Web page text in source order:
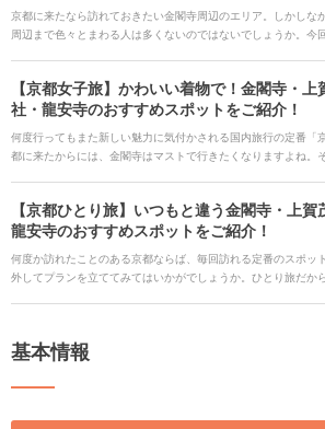
京都に来たなら訪れておきたい金閣寺周辺のエリア。しかしな
周辺まで色々とまわる人は多くないのではないでしょうか。今
カフェを合わせてご紹介します。
【京都女子旅】かわいい着物で！金閣寺・上
社・龍安寺のおすすめスポットをご紹介！
何度行ってもまた新しい魅力に気付かされる国内旅行の定番「
都に来たからには、金閣寺はマストで行きたくなりますよね。
処のフォトジェニックスポットをまとめてご紹介します。
【京都ひとり旅】いつもと違う金閣寺・上賀
龍安寺のおすすめスポットをご紹介！
何度か訪れたことのある京都ならば、毎回訪れる定番のスポッ
外してプランを立ててみてはいかがでしょうか。ひとり旅だか
基本情報